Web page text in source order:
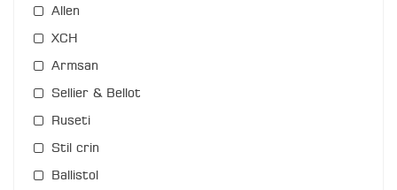
Allen
XCH
Armsan
Sellier & Bellot
Ruseti
Stil crin
Ballistol